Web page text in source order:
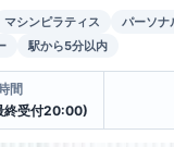
マシンピラティス
パーソナ
駅から5分以内
間
受付20:00)